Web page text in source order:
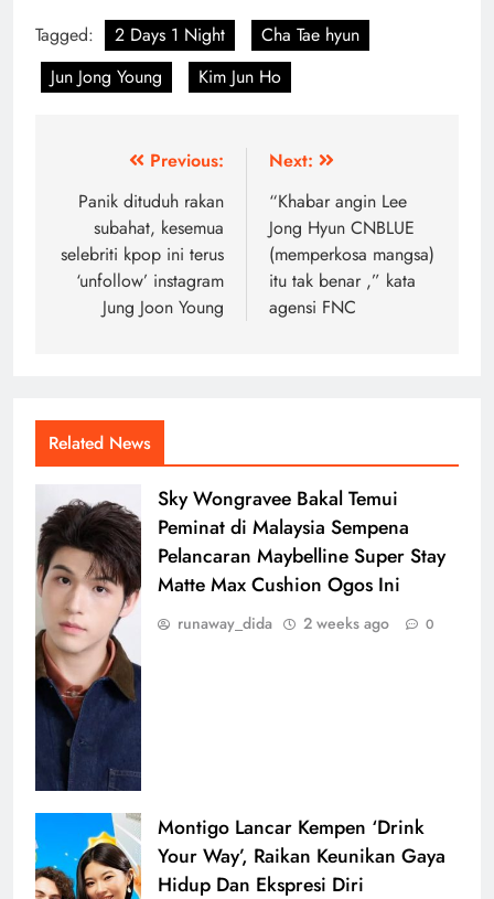
Tagged: 2 Days 1 Night
Cha Tae hyun
Jun Jong Young
Kim Jun Ho
navigation
Previous:
Panik dituduh rakan
subahat, kesemua
selebriti kpop ini terus
‘unfollow’ instagram
Jung Joon Young
Next:
“Khabar angin Lee
Jong Hyun CNBLUE
(memperkosa mangsa)
itu tak benar ,” kata
agensi FNC
Related News
Sky Wongravee Bakal Temui
Peminat di Malaysia Sempena
Pelancaran Maybelline Super Stay
Matte Max Cushion Ogos Ini
runaway_dida 2 weeks ago 0
Montigo Lancar Kempen ‘Drink
Your Way’, Raikan Keunikan Gaya
Hidup Dan Ekspresi Diri